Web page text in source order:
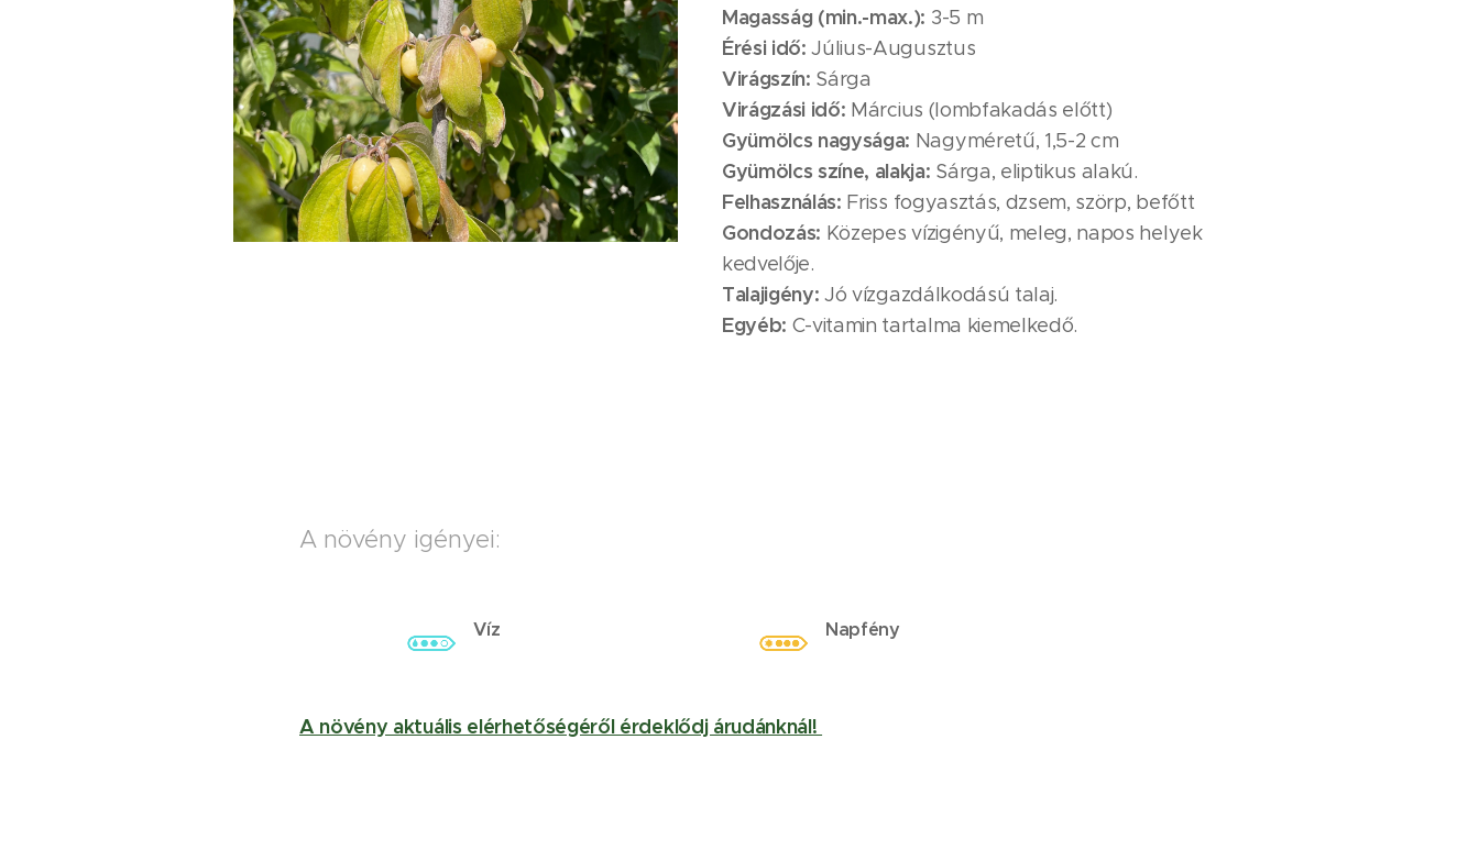
Magasság (min.-max.): 3-5 m
Érési idő:Július-Augusztus
Virágszín: Sárga
Virágzási idő: Március (lombfakadás előtt)
Gyümölcs nagysága: Nagyméretű, 1,5-2 cm
Gyümölcs színe, alakja: Sárga, eliptikus alakú.
Felhasználás: Friss fogyasztás, dzsem, szörp, befőtt
Gondozás: Közepes vízigényű, meleg, napos helyek
kedvelője.
Talajigény: Jó vízgazdálkodású talaj.
Egyéb: C-vitamin tartalma kiemelkedő.
A növény igényei:
Víz Napfény
A növény aktuális elérhetőségéről érdeklődj árudánknál!